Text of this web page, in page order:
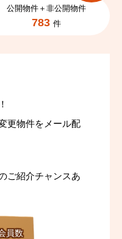
公開物件＋非公開物件
783 件
員数
更物件をメール配
ご紹介チャンスあ